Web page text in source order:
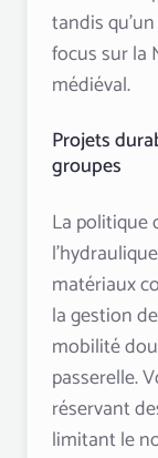
tandis
focus sur la
médiéval.
Projets
groupes
La politique
matériaux
la gestion
mobilité
passerelle.
réservant
limitant le